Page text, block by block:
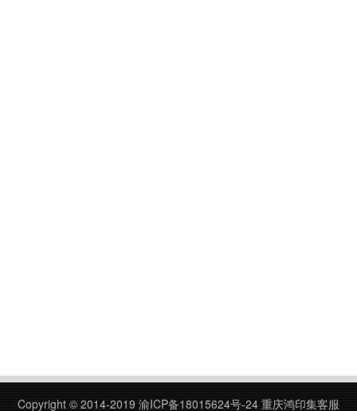
Copyright © 2014-2019 渝ICP备18015624号-24 重庆鸿印集客服